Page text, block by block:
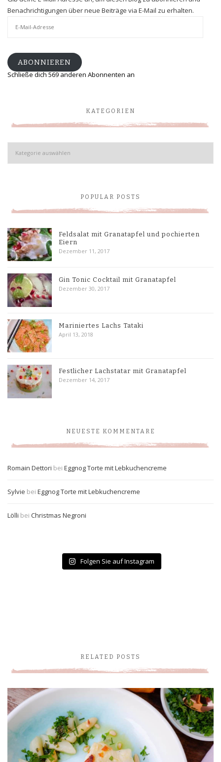
Benachrichtigungen über neue Beiträge via E-Mail zu erhalten.
ABONNIEREN
Schließe dich 569 anderen Abonnenten an
KATEGORIEN
Kategorien
POPULAR POSTS
Feldsalat mit Granatapfel und pochierten
Eiern
Dezember 11, 2017
Gin Tonic Cocktail mit Granatapfel
Dezember 30, 2017
Mariniertes Lachs Tataki
April 13, 2018
Festlicher Lachstatar mit Granatapfel
Dezember 14, 2017
NEUESTE KOMMENTARE
Romain Dettori bei Eggnog Torte mit Lebkuchencreme
Sylvie bei Eggnog Torte mit Lebkuchencreme
Lölli bei Christmas Negroni
Folgen Sie auf Instagram
RELATED POSTS